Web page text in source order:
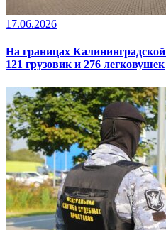
17.06.2026
На границах
121 грузовик и 276 легковушек